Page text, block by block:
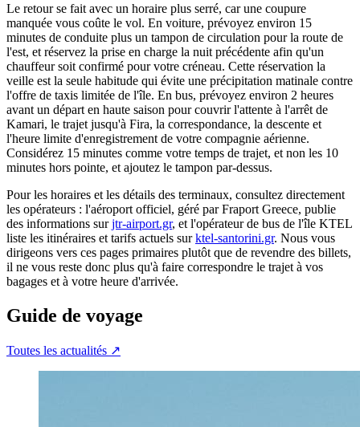
Le retour se fait avec un horaire plus serré, car une coupure
manquée vous coûte le vol. En voiture, prévoyez environ 15
minutes de conduite plus un tampon de circulation pour la route de
l'est, et réservez la prise en charge la nuit précédente afin qu'un
chauffeur soit confirmé pour votre créneau. Cette réservation la
veille est la seule habitude qui évite une précipitation matinale contre
l'offre de taxis limitée de l'île. En bus, prévoyez environ 2 heures
avant un départ en haute saison pour couvrir l'attente à l'arrêt de
Kamari, le trajet jusqu'à Fira, la correspondance, la descente et
l'heure limite d'enregistrement de votre compagnie aérienne.
Considérez 15 minutes comme votre temps de trajet, et non les 10
minutes hors pointe, et ajoutez le tampon par-dessus.
Pour les horaires et les détails des terminaux, consultez directement
les opérateurs : l'aéroport officiel, géré par Fraport Greece, publie
des informations surjtr-airport.gr, et l'opérateur de bus de l'île KTEL
liste les itinéraires et tarifs actuels surktel-santorini.gr. Nous vous
dirigeons vers ces pages primaires plutôt que de revendre des billets,
il ne vous reste donc plus qu'à faire correspondre le trajet à vos
bagages et à votre heure d'arrivée.
Guide de voyage
Toutes les actualités ↗